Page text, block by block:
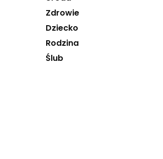
Zdrowie
Dziecko
Rodzina
Ślub